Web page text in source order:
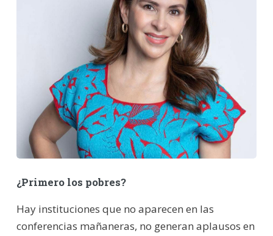
¿Primero los pobres?
Hay instituciones que no aparecen en las
conferencias mañaneras, no generan aplausos en